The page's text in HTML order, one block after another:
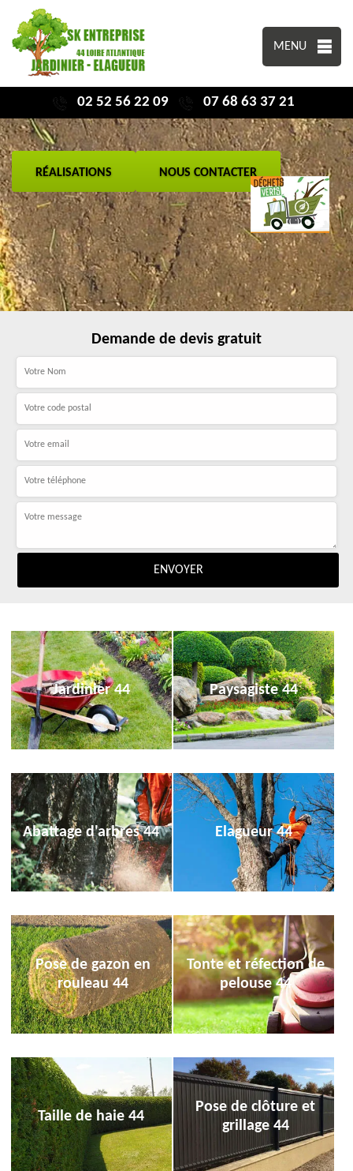
MENU
02 52 56 22 09 07 68 63 37 21
RÉALISATIONS NOUS CONTACTER
Demande de devis gratuit
Jardinier 44 Paysagiste 44
Abattage d'arbres 44 Elagueur 44
Pose de gazon en
rouleau 44
Tonte et réfection de
pelouse 44
Taille de haie 44
Pose de clôture et
grillage 44